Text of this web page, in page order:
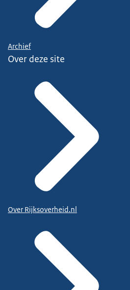
Archief
Over deze site
Over Rijksoverheid.nl